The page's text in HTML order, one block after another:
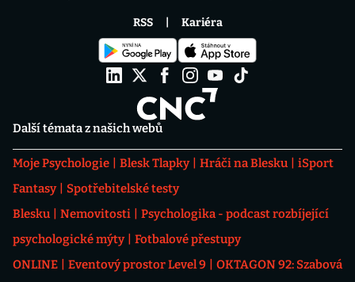
Další témata z našich webů
Moje Psychologie Blesk Tlapky Hráči na Blesku
iSport
Fantasy
Spotřebitelské testy
Blesku
Nemovitosti
Psychologika - podcast rozbíjející
psychologické mýty
Fotbalové přestupy
ONLINE
Eventový prostor Level 9
OKTAGON 92: Szabová
RSS Kariéra